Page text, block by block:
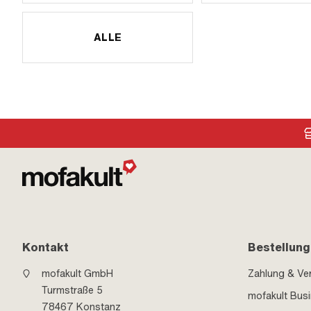
ALLE
Kontakt
mofakult GmbH
Turmstraße 5
78467 Konstanz
Bestellung
Zahlung &
mofakult